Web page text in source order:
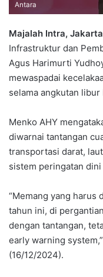
Antara
Majalah Intra,
Infrastruktur dan
Agus Harimurti
mewaspadai
selama angkutan
Menko AHY
diwarnai tantangan
transportasi darat,
sistem peringatan
“Memang yang harus
tahun ini, di
dengan tantangan,
early warning
(16/12/2024).